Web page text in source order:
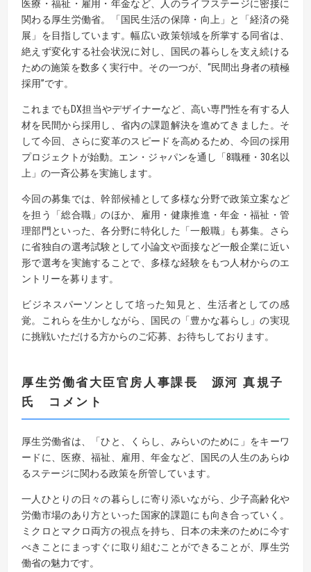
医療・福祉・雇用・年金など、人のライフステージに密接に
関わる厚生労働省。「国民生活の保障・向上」と「経済の発
展」を目指しています。幅広い政策領域を所掌する同省は、
絶えず変化する社会状況に対し、国民の暮らしを支え続ける
ための施策を数多く実行中。その一つが、“民間出身者の積極
採用”です。
これまでもDX担当やデザイナーなど、高い専門性を有する人
材を民間から採用し、省内の課題解決を進めてきました。そ
して今回、さらに変革のスピードを高めるため、今回の採用
プロジェクトが始動。エン・ジャパンを通し「8職種・30名以
上」の一斉公募を実施します。
今回の募集では、幹部候補として多様な分野で政策立案など
を担う「総合職」のほか、雇用・健康推進・年金・福祉・管
理部門といった、各分野に特化した「一般職」も募集。さら
に省独自の選考試験として小論文や面接など一般企業に近い
形で選考を実施することで、多様な経験をもつ人材からのエ
ントリーを募ります。
ビジネスパーソンとして培った知見と、生活者としての感
覚。これらを生かしながら、国民の「豊かな暮らし」の実現
に挑戦いただける方からのご応募、お待ちしております。
厚生労働省大臣官房人事課長 源河 真規子
氏 コメント
厚生労働省は、「ひと、くらし、みらいのために」をキーワ
ードに、医療、福祉、雇用、年金など、国民の人生のあらゆ
るステージに関わる政策を所管しています。
一人ひとりの日々の暮らしに寄り添いながら、少子高齢化や
労働市場のあり方といった国家的課題にも向き合っていく。
ミクロとマクロ両方の視点を持ち、日本の未来のために今す
べきことにまっすぐに取り組むことができることが、厚生労
働省の魅力です。